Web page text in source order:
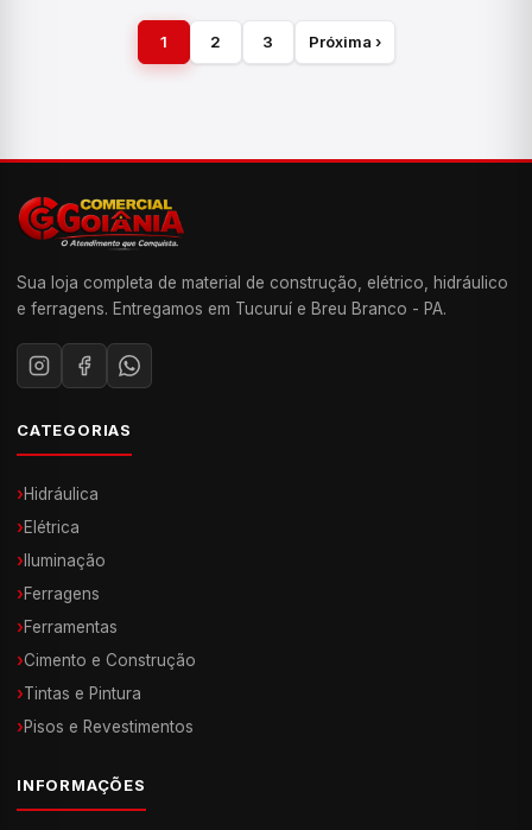
1 2 3 Próxima ›
Sua loja completa de material de construção, elétrico, hidráulico
e ferragens. Entregamos em Tucuruí e Breu Branco - PA.
CATEGORIAS
›Hidráulica
›Elétrica
› Iluminação
›Ferragens
›Ferramentas
›Cimento e Construção
›Tintas e Pintura
›Pisos e Revestimentos
INFORMAÇÕES